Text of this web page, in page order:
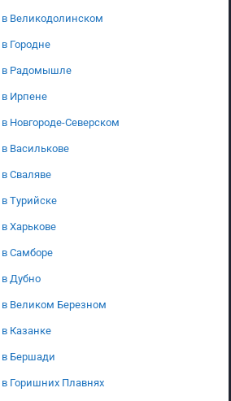
Великодолинском
Городне
в Радомышле
Ирпене
Новгороде-Северском
Василькове
Сваляве
Турийске
Харькове
Самборе
Дубно
Великом Березном
Казанке
Бершади
Горишних Плавнях